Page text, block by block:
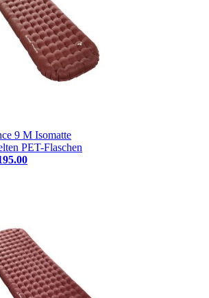
9 M Isomatte
PET-Flaschen